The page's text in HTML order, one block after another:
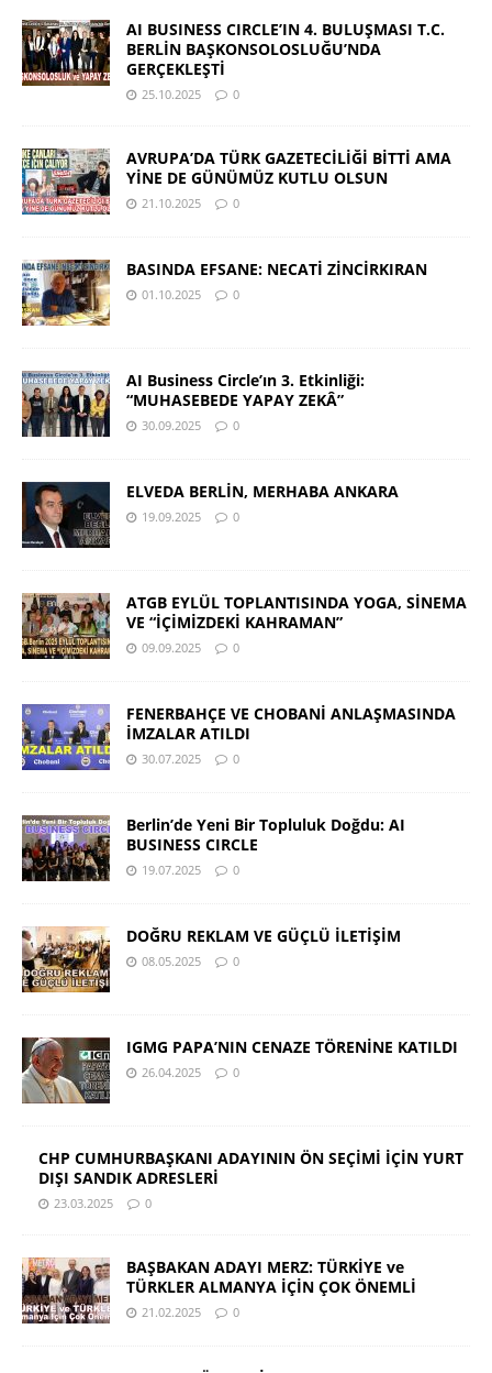
AI BUSINESS CIRCLE’IN 4. BULUŞMASI T.C.
BERLİN BAŞKONSOLOSLUĞU’NDA
GERÇEKLEŞTİ
25.10.2025 0
AVRUPA’DA TÜRK GAZETECİLİĞİ BİTTİ AMA
YİNE DE GÜNÜMÜZ KUTLU OLSUN
21.10.2025 0
BASINDA EFSANE: NECATİ ZİNCİRKIRAN
01.10.2025 0
AI Business Circle’ın 3. Etkinliği:
“MUHASEBEDE YAPAY ZEKÂ”
30.09.2025 0
ELVEDA BERLİN, MERHABA ANKARA
19.09.2025 0
ATGB EYLÜL TOPLANTISINDA YOGA, SİNEMA
VE “İÇİMİZDEKİ KAHRAMAN”
09.09.2025 0
FENERBAHÇE VE CHOBANİ ANLAŞMASINDA
İMZALAR ATILDI
30.07.2025 0
Berlin’de Yeni Bir Topluluk Doğdu: AI
BUSINESS CIRCLE
19.07.2025 0
DOĞRU REKLAM VE GÜÇLÜ İLETİŞİM
08.05.2025 0
IGMG PAPA’NIN CENAZE TÖRENİNE KATILDI
26.04.2025 0
CHP CUMHURBAŞKANI ADAYININ ÖN SEÇİMİ İÇİN YURT
DIŞI SANDIK ADRESLERİ
23.03.2025 0
BAŞBAKAN ADAYI MERZ: TÜRKİYE ve
TÜRKLER ALMANYA İÇİN ÇOK ÖNEMLİ
21.02.2025 0